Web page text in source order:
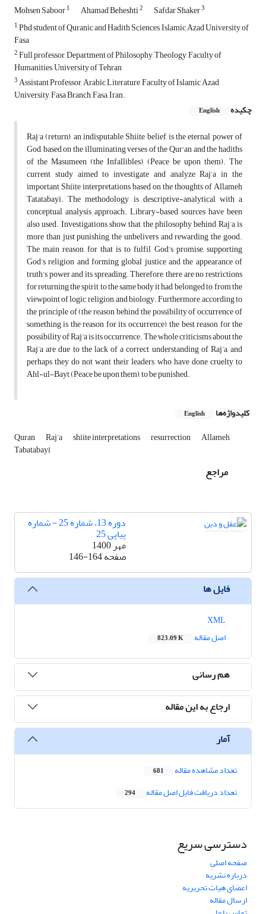
Mohsen Saboor1 Ahamad Beheshti2 Safdar Shaker3
1Phd student of Quranic and Hadith Sciences, Islamic Azad University of
Fasa
2Full professor, Department of Philosophy, Theology, Faculty of
Humanities, University of Tehran
3Assistant Professor, Arabic Literature, Faculty of Islamic Azad
University, Fasa Branch, Fasa, Iran.
چکیده
English
Raj’a (return), an indisputable Shiite belief, is the eternal power of
God, based on the illuminating verses of the Qur'an and the hadiths
of the Masumeen (the Infallibles) (Peace be upon them). The
current study aimed to investigate and analyze Raj’a in the
important Shiite interpretations based on the thoughts of Allameh
Tatatabayi. The methodology is descriptive-analytical with a
conceptual analysis approach. Library-based sources have been
also used. Investigations show that the philosophy behind Raj’a is
more than just punishing the unbelivers and rewarding the good.
The main reason for that is to fulfil God’s promise, supporting
God’s religion and forming global justice and the appearance of
truth’s power and its spreading. Therefore, there are no restrictions
for returning the spirit to the same body it had belonged to, from the
viewpoint of logic, religion, and biology. Furthermore, according to
the principle of (the reason behind the possibility of occurrence of
something is the reason for its occurrence), the best reason for the
possibility of Raj’a is its occurrence. The whole criticisms about the
Raj’a are due to the lack of a correct understanding of Raj’a, and
perhaps they do not want their leaders, who have done cruelty to
Ahl-ul-Bayt (Peace be upon them), to be punished.
کلیدواژه‌ها English
Quran Raj’a shiite interpretations resurrection Allameh
Tabatabayi
مراجع
دوره 13، شماره 25 - شماره
پیاپی 25
مهر 1400
صفحه146-164
فایل ها
اصل مقاله
823.09 K
هم رسانی
ارجاع به این مقاله
آمار
تعداد مشاهده مقاله 681
تعداد دریافت فایل اصل مقاله 294
دسترسی سریع
صفحه اصلی
درباره نشریه
اعضای هیات تحریریه
ارسال مقاله